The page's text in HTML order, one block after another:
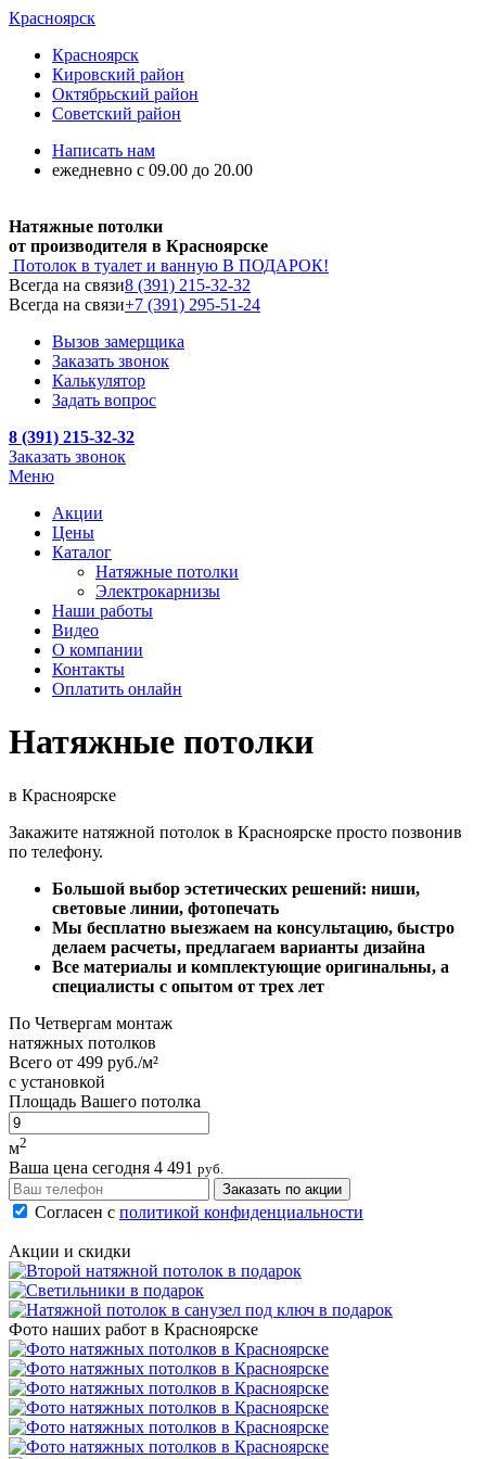
Красноярск
Красноярск
Кировский район
Октябрьский район
Советский район
Написать нам
ежедневно с 09.00 до 20.00
Натяжные потолки
от производителя в Красноярске
Потолок в туалет и ванную В ПОДАРОК!
Всегда на связи8 (391) 215-32-32
Всегда на связи+7 (391) 295-51-24
Вызов замерщика
Заказать звонок
Калькулятор
Задать вопрос
8 (391) 215-32-32
Заказать звонок
Меню
Акции
Цены
Каталог
Натяжные потолки
Электрокарнизы
Наши работы
Видео
О компании
Контакты
Оплатить онлайн
Натяжные потолки
в Красноярске
Закажите натяжной потолок в Красноярске просто позвонив
по телефону.
Большой выбор эстетических решений: ниши,
световые линии, фотопечать
Мы бесплатно выезжаем на консультацию, быстро
делаем расчеты, предлагаем варианты дизайна
Все материалы и комплектующие оригинальны, а
специалисты с опытом от трех лет
По Четвергам монтаж
натяжных потолков
Всего от 499 руб./м²
с установкой
Площадь Вашего потолка
м2
Ваша цена сегодня 4 491 руб.
Заказать по акции
Согласен с политикой конфиденциальности
Акции и скидки
Фото наших работ в Красноярске